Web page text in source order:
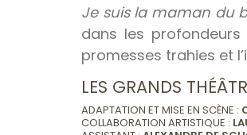
Je suis la maman du
dans les profondeurs
promesses trahies et
LES GRANDS
ADAPTATION ET MISE EN SCÈNE :
COLLABORATION ARTISTIQUE :